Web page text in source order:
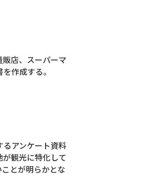
店、スーパーマ
作成する。
アンケート資料
観光に特化して
とが明らかとな